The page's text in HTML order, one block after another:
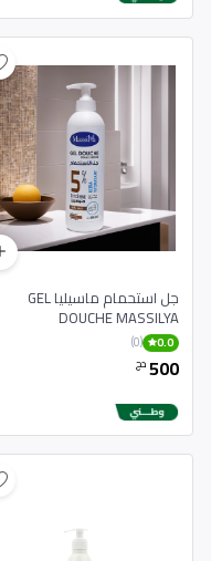
جل استحمام ماسيليا GEL
DOUCHE MASSILYA
0.0
(0)
500دج